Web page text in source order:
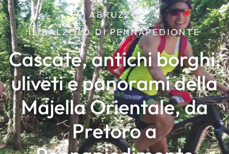
ABRUZZO
IL BALZOLO DI PENNAPEDIONTE
Cascate, antichi borghi,
uliveti e panorami della
Majella Orientale, da
Pretoro a